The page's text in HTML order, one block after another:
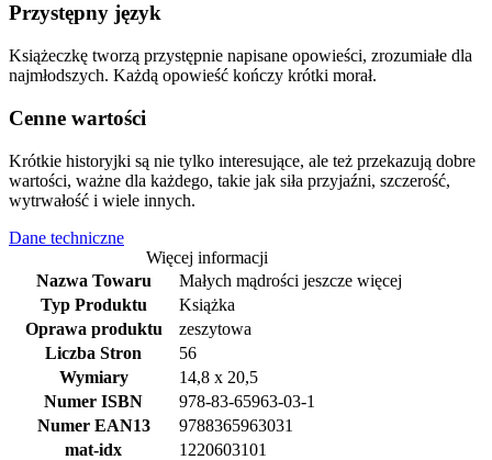
Przystępny język
Książeczkę tworzą przystępnie napisane opowieści, zrozumiałe dla
najmłodszych. Każdą opowieść kończy krótki morał.
Cenne wartości
Krótkie historyjki są nie tylko interesujące, ale też przekazują dobre
wartości, ważne dla każdego, takie jak siła przyjaźni, szczerość,
wytrwałość i wiele innych.
Dane techniczne
Więcej informacji
Nazwa Towaru
Małych mądrości jeszcze więcej
Typ Produktu
Książka
Oprawa produktu
zeszytowa
Liczba Stron
56
Wymiary
14,8 x 20,5
Numer ISBN
978-83-65963-03-1
Numer EAN13
9788365963031
mat-idx
1220603101